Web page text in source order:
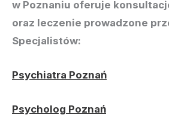
w Poznaniu oferuje
oraz leczenie prowadzone
Specjalistów:
Psychiatra Poznań
Psycholog Poznań